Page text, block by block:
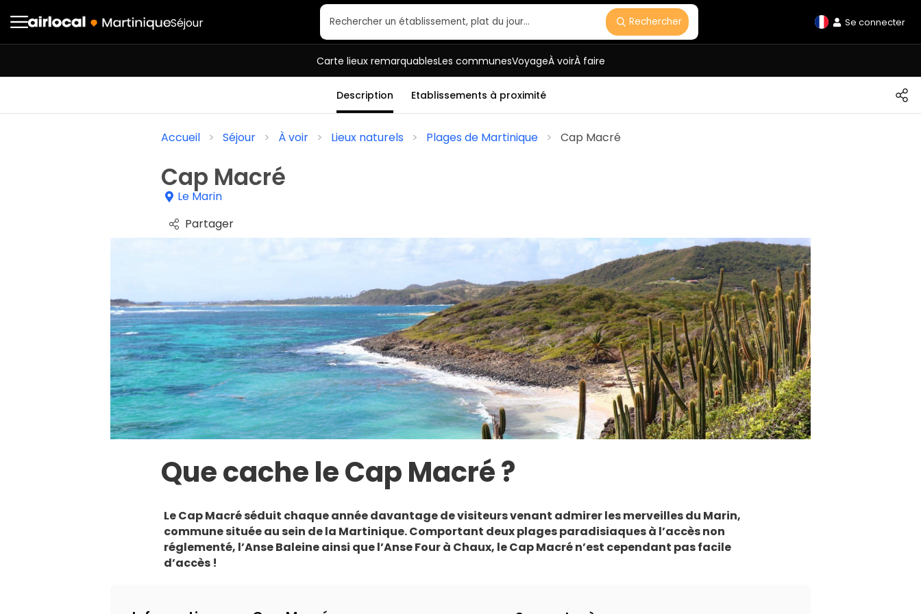
Séjour Rechercher un établissement, plat du jour… Rechercher Se connecter
Carte lieux remarquablesLes communesVoyageÀ voirÀ faire
Description Etablissements à proximité
Accueil Séjour À voir Lieux naturels Plages de Martinique Cap Macré
Cap Macré
Le Marin
Partager
Que cache le Cap Macré ?
Le Cap Macré séduit chaque année davantage de visiteurs venant admirer les merveilles du Marin,
commune située au sein de la Martinique. Comportant deux plages paradisiaques à l’accès non
réglementé, l’Anse Baleine ainsi que l’Anse Four à Chaux, le Cap Macré n’est cependant pas facile
d’accès !